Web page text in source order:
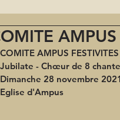
AMPUS
COMITE AMPUS FESTIVITES
Jubilate - Chœur de 8
Dimanche 28 novembre
Eglise d'Ampus